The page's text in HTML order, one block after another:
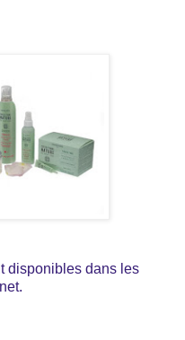
disponibles dans les